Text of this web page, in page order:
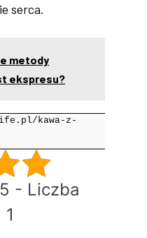
serca.
metody
ekspresu?
kawa-z-
- Liczba